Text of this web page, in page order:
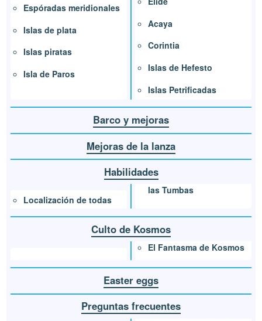
Espóradas meridionales
Islas de plata
Islas piratas
Isla de Paros
Acaya
Corintia
Islas de Hefesto
Islas Petrificadas
Barco y mejoras
Mejoras de la lanza
Habilidades
Localización de todas
las Tumbas
Culto de Kosmos
El Fantasma de Kosmos
Easter eggs
Preguntas frecuentes